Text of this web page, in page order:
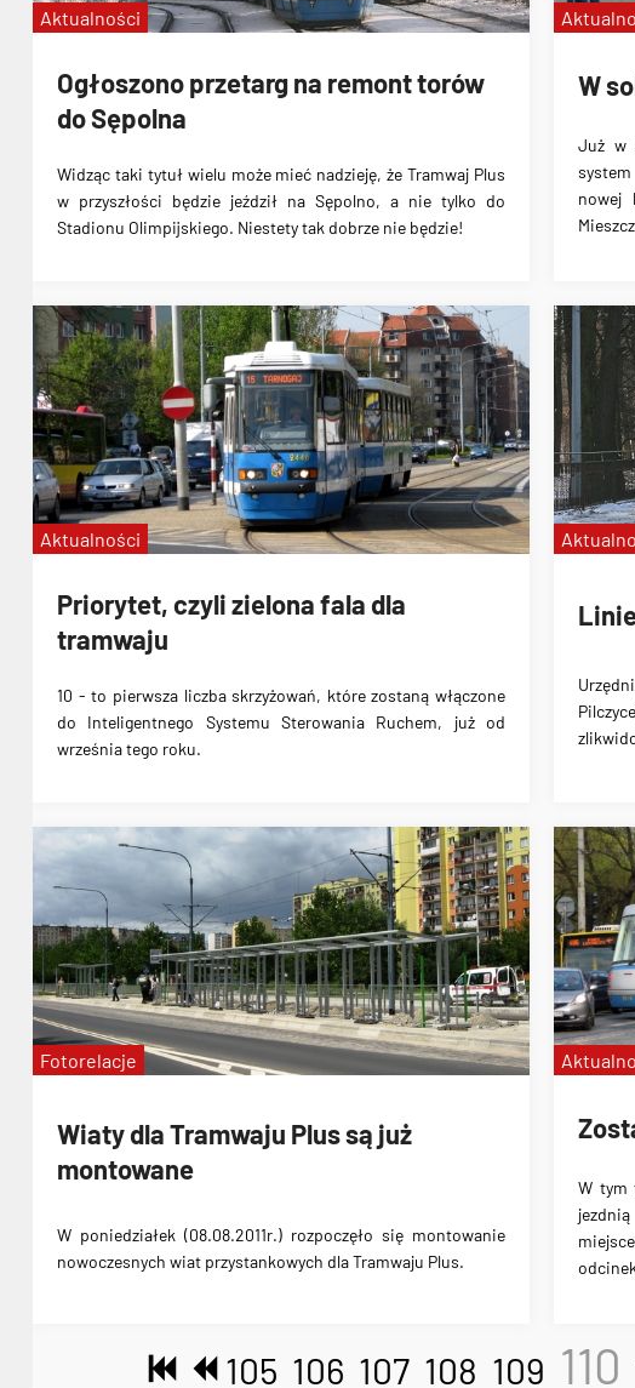
Ogłoszono przetarg na remont torów
do Sępolna
Widząc taki tytuł wielu może mieć nadzieję, żeTramwaj Plus
w przyszłości będzie jeździł na Sępolno, a nie tylko do
Stadionu Olimpijskiego. Niestetytak dobrze nie będzie!
Aktualności
W
Już w
nowej
Priorytet, czyli zielona fala dla
tramwaju
10 -to pierwsza liczba skrzyżowań, które zostaną włączone
do Inteligentnego Systemu Sterowania Ruchem, już od
września tego roku.
Aktualności
Wiaty dla Tramwaju Plus są już
montowane
W poniedziałek (08.08.2011r.) rozpoczęło się montowanie
nowoczesnych wiat przystankowych dla Tramwaju Plus.
Fotorelacje
W tym
odcinek
105 106 107 108 109 110